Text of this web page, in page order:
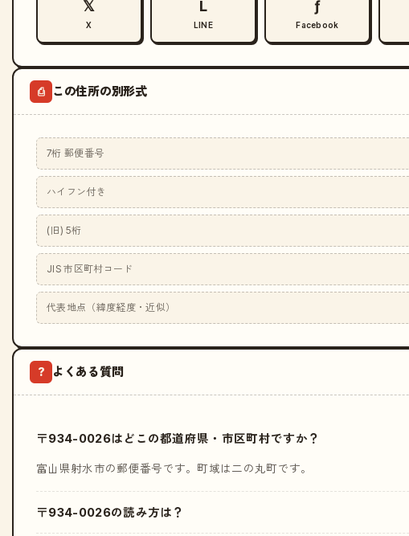
𝕏
X
L
LINE
ƒ
Facebook
⎙ この住所の別形式
7桁 郵便番号
ハイフン付き
(旧) 5桁
JIS 市区町村コード
代表地点（緯度経度・近似）
? よくある質問
〒934-0026はどこの都道府県・市区町村ですか？
富山県射水市の郵便番号です。町域は二の丸町です。
〒934-0026の読み方は？